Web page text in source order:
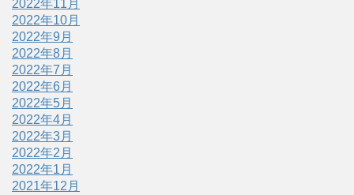
2022年11月
2022年10月
2022年9月
2022年8月
2022年7月
2022年6月
2022年5月
2022年4月
2022年3月
2022年2月
2022年1月
2021年12月